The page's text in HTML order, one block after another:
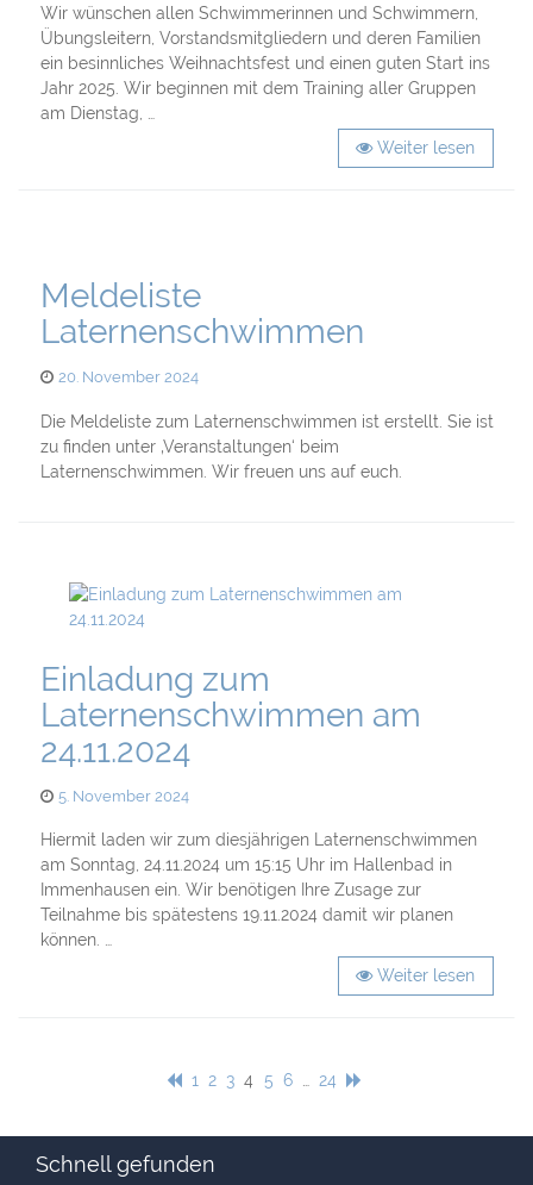
Wir wünschen allen Schwimmerinnen und Schwimmern,
Übungsleitern, Vorstandsmitgliedern und deren Familien
ein besinnliches Weihnachtsfest und einen guten Start ins
Jahr 2025. Wir beginnen mit dem Training aller Gruppen
am Dienstag, …
Weiter lesen
Meldeliste
Laternenschwimmen
Posted
20. November 2024
Die Meldeliste zum Laternenschwimmen ist erstellt. Sie ist
zu finden unter ‚Veranstaltungen‘ beim
Laternenschwimmen. Wir freuen uns auf euch.
Einladung zum
Laternenschwimmen am
24.11.2024
Posted
5. November 2024
Hiermit laden wir zum diesjährigen Laternenschwimmen
am Sonntag, 24.11.2024 um 15:15 Uhr im Hallenbad in
Immenhausen ein. Wir benötigen Ihre Zusage zur
Teilnahme bis spätestens 19.11.2024 damit wir planen
können. …
Weiter lesen
Seitennummerierung
Beiträge
Seite
1 Seite
2 Seite
3 Seite
4 Seite
5 Seite
6 Seite
24
Schnell gefunden